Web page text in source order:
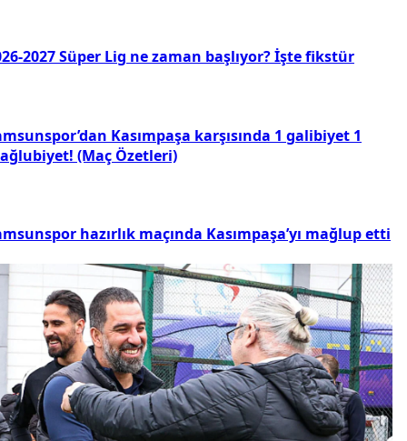
2027 Süper Lig ne zaman başlıyor? İşte fikstür
Kasımpaşa karşısında 1 galibiyet 1
(Maç Özetleri)
hazırlık maçında Kasımpaşa’yı mağlup etti